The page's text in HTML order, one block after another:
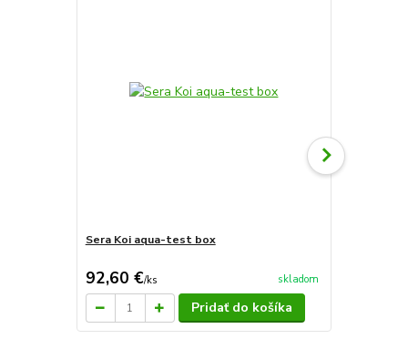
Sera Koi aqua-test box
92,60 €/ks skladom
Pridať do košíka